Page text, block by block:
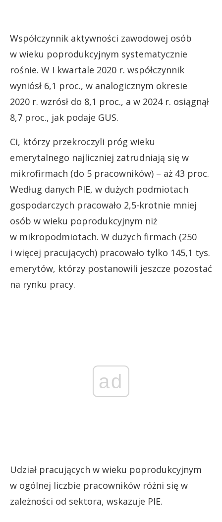
Współczynnik aktywności zawodowej osób
w wieku poprodukcyjnym systematycznie
rośnie. W I kwartale 2020 r. współczynnik
wyniósł 6,1 proc., w analogicznym okresie
2020 r. wzrósł do 8,1 proc., a w 2024 r. osiągnął
8,7 proc., jak podaje GUS.
Ci, którzy przekroczyli próg wieku
emerytalnego najliczniej zatrudniają się w
mikrofirmach (do 5 pracowników) – aż 43 proc.
Według danych PIE, w dużych podmiotach
gospodarczych pracowało 2,5-krotnie mniej
osób w wieku poprodukcyjnym niż
w mikropodmiotach. W dużych firmach (250
i więcej pracujących) pracowało tylko 145,1 tys.
emerytów, którzy postanowili jeszcze pozostać
na rynku pracy.
ad
Udział pracujących w wieku poprodukcyjnym
w ogólnej liczbie pracowników różni się w
zależności od sektora, wskazuje PIE.